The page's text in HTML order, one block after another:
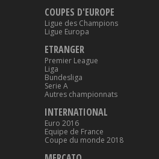
COUPES D'EUROPE
Ligue des Champions
Ligue Europa
ETRANGER
Premier League
Liga
Bundesliga
Serie A
Autres championnats
INTERNATIONAL
Euro 2016
Equipe de France
Coupe du monde 2018